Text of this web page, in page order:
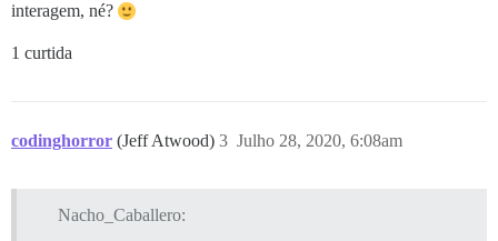
interagem, né?
1 curtida
codinghorror (Jeff Atwood) Julho 28, 2020, 6:08am
3
Nacho_Caballero: